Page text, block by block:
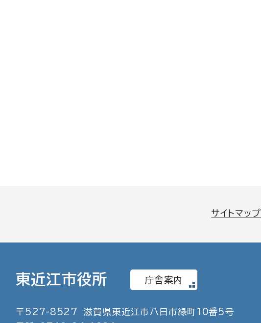
サイトマップ
東近江市役所 庁舎案内
〒 527-8527 滋賀県東近江市八日市緑町10番5号